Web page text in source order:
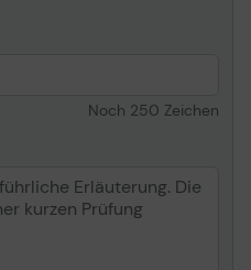
Noch 250 Zeichen